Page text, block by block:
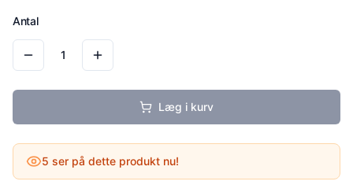
Antal
1
Læg i kurv
5 ser på dette produkt nu!